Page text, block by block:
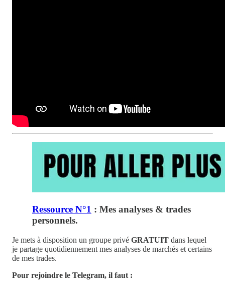
Ressource N°1 : Mes analyses & trades
personnels.
Je mets à disposition un groupe privé GRATUIT dans lequel
je partage quotidiennement mes analyses de marchés et certains
de mes trades.
Pour rejoindre le Telegram, il faut :